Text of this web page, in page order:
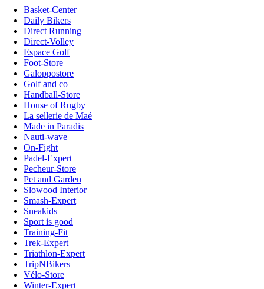
Basket-Center
Daily Bikers
Direct Running
Direct-Volley
Espace Golf
Foot-Store
Galoppostore
Golf and co
Handball-Store
House of Rugby
La sellerie de Maé
Made in Paradis
Nauti-wave
On-Fight
Padel-Expert
Pecheur-Store
Pet and Garden
Slowood Interior
Smash-Expert
Sneakids
Sport is good
Training-Fit
Trek-Expert
Triathlon-Expert
TripNBikers
Vélo-Store
Winter-Expert